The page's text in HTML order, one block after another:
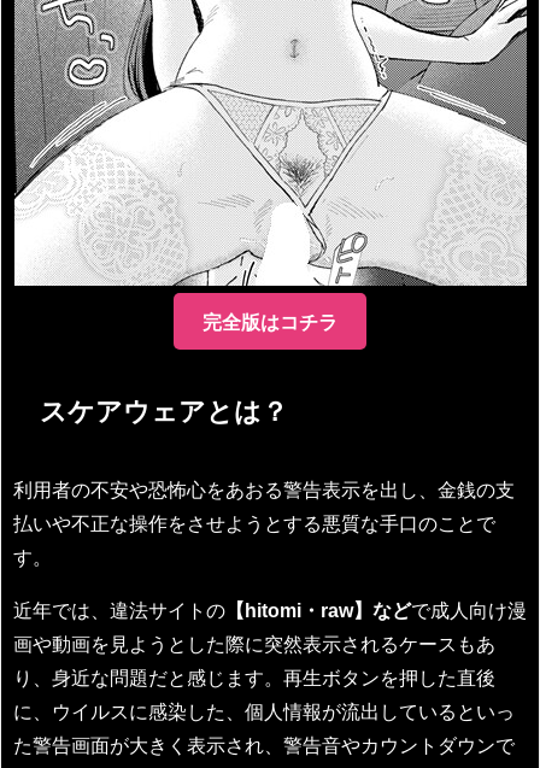
完全版はコチラ
スケアウェアとは？
利用者の不安や恐怖心をあおる警告表示を出し、金銭の支
払いや不正な操作をさせようとする悪質な手口のことで
す。
近年では、違法サイトの 【hitomi・raw】などで成人向け漫
画や動画を見ようとした際に突然表示されるケースもあ
り、身近な問題だと感じます。再生ボタンを押した直後
に、ウイルスに感染した、個人情報が流出しているといっ
た警告画面が大きく表示され、警告音やカウントダウンで